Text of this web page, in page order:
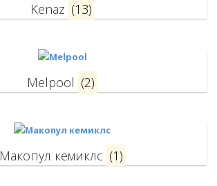
Kenaz (13)
Melpool (2)
Макопул кемиклс (1)